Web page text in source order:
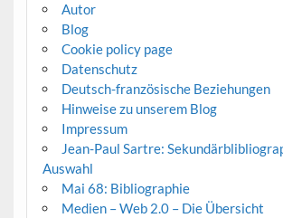
Autor
Blog
Cookie policy page
Datenschutz
Deutsch-französische Beziehungen
Hinweise zu unserem Blog
Impressum
Jean-Paul Sartre:
Auswahl
Mai 68: Bibliographie
Medien – Web 2.0 – Die Übersicht